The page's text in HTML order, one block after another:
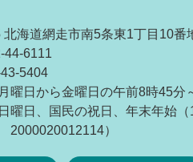
北海道網走市南5条東1丁目10番
44-6111
5404
曜日から金曜日の午前8時45分
曜日、国民の祝日、年末年始
2000020012114）